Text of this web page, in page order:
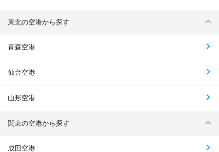
東北の空港から探す
青森空港
仙台空港
山形空港
関東の空港から探す
成田空港